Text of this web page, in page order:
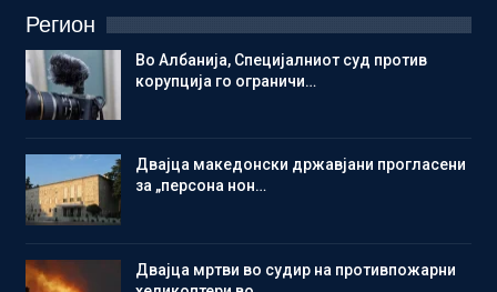
Регион
Во Албанија, Специјалниот суд против
корупција го ограничи…
Двајца македонски државјани прогласени
за „персона нон…
Двајца мртви во судир на противпожарни